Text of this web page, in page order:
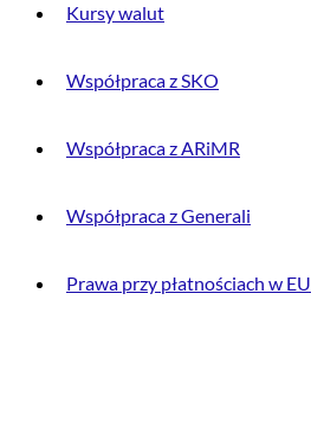
Kursy walut
Współpraca z SKO
Współpraca z ARiMR
Współpraca z Generali
Prawa przy płatnościach w EU